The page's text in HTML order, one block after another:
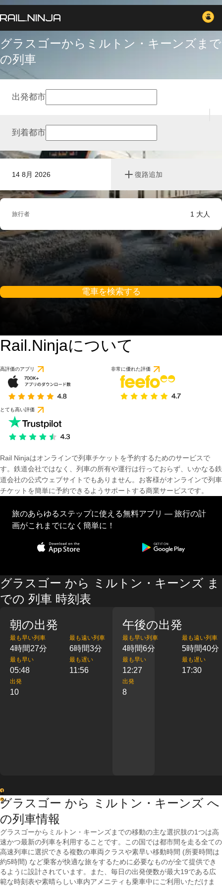
グラスゴーからミルトン・キーンズまで
の列車
14 8月 2026 復路追加
出発都市
到着都市
旅行者 1 大人
電車を検索する
Rail.Ninjaについて
高評価のアプリ 非常に優れた評価
とても高い評価
Rail Ninjaはオンラインで列車チケットを予約するためのサービスで
す。鉄道会社ではなく、列車の所有や運行は行っておらず、いかなる鉄
道会社の公式ウェブサイトでもありません。お客様がオンラインで列車
チケットを簡単に予約できるようサポートする商業サービスです。
旅のあらゆるステップに使える無料アプリ — 旅行の計
画がこれまでになく簡単に！
グラスゴー から ミルトン・キーンズ ま
での 列車 時刻表
朝の出発
最も早い列車
4時間27分
最も遠い列車
6時間3分
最も早い
05:48
最も遅い
11:56
出発
10
午後の出発
最も早い列車
4時間6分
最も遠い列車
5時間40分
最も早い
12:27
最も遅い
17:30
出発
8
1
2
グラスゴー から ミルトン・キーンズ へ
の列車情報
グラスゴーからミルトン・キーンズまでの移動の主な選択肢の1つは高
速かつ最新の列車を利用することです。この国では都市間を走る全ての
高速列車に選択できる複数の車両クラスや素早い移動時間 (所要時間は
約5時間) など乗客が快適な旅をするために必要なものが全て提供でき
るように設計されています。また、毎日の出発便数が最大19である広
範な時刻表や素晴らしい車内アメニティも乗車中にご利用いただけま